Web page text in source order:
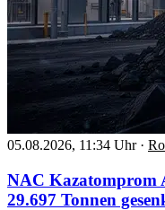
05.08.2026, 11:34 Uhr ·
NAC Kazatomprom
29.697 Tonnen